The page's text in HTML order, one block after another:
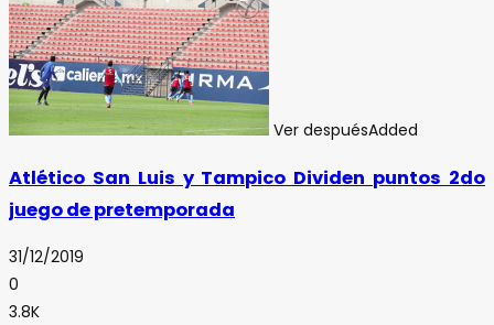
Ver despuésAdded
Atlético San Luis y Tampico Dividen puntos 2do
juego de pretemporada
31/12/2019
0
3.8K